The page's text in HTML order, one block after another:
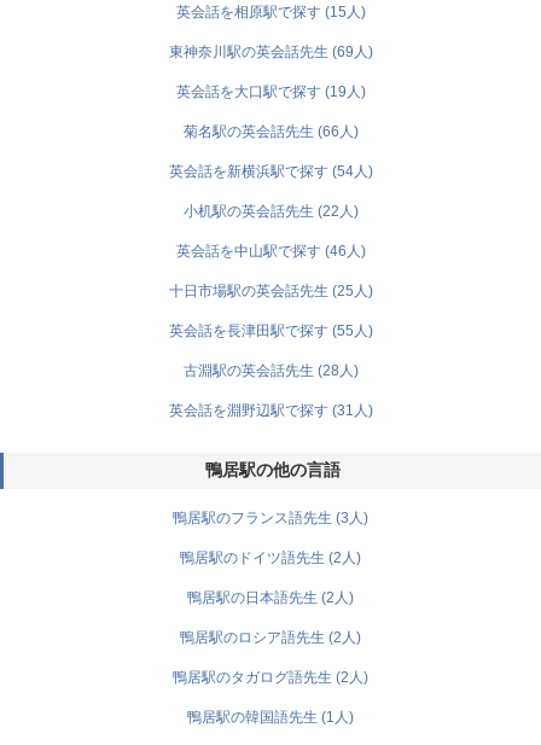
英会話を相原駅で探す (15人)
東神奈川駅の英会話先生 (69人)
英会話を大口駅で探す (19人)
菊名駅の英会話先生 (66人)
英会話を新横浜駅で探す (54人)
小机駅の英会話先生 (22人)
英会話を中山駅で探す (46人)
十日市場駅の英会話先生 (25人)
英会話を長津田駅で探す (55人)
古淵駅の英会話先生 (28人)
英会話を淵野辺駅で探す (31人)
鴨居駅の他の言語
鴨居駅のフランス語先生 (3人)
鴨居駅のドイツ語先生 (2人)
鴨居駅の日本語先生 (2人)
鴨居駅のロシア語先生 (2人)
鴨居駅のタガログ語先生 (2人)
鴨居駅の韓国語先生 (1人)